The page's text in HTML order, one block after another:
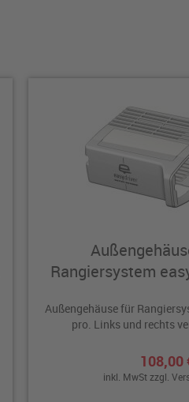
Rangiersystem
Außengehäuse für
pro. Links und rechts
108,00
inkl. MwSt zzgl.